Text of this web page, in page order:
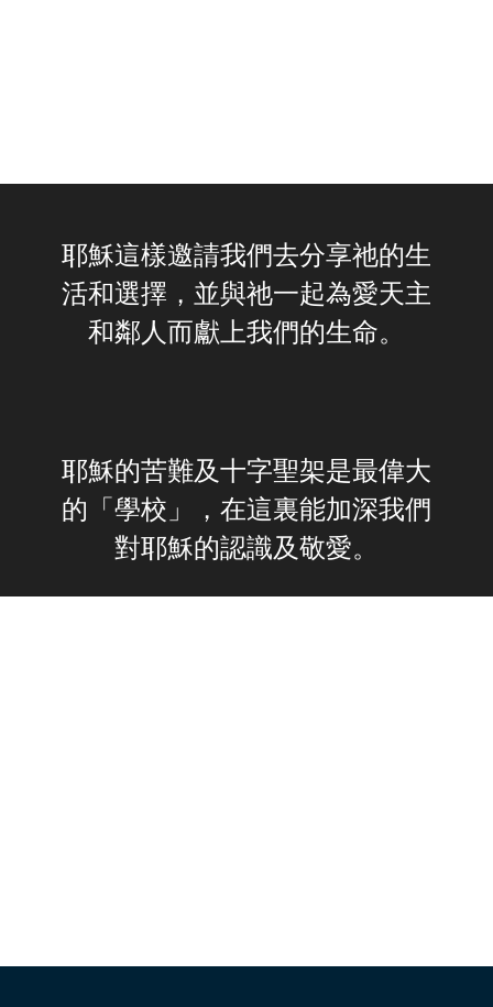
耶穌這樣邀請我們去分享祂的生
活和選擇，並與祂一起為愛天主
和鄰人而獻上我們的生命。
耶穌的苦難及十字聖架是最偉大
的「學校」，在這裏能加深我們
對耶穌的認識及敬愛。